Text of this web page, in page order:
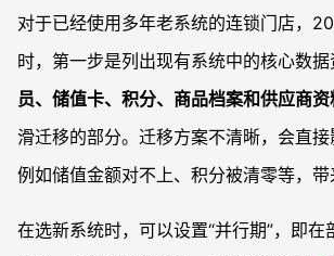
对于已经使用多年老系统的连锁门店，
时，第一步是列出现有系统中的核心数
员、储值卡、积分、商品档案和供应商资
滑迁移的部分。迁移方案不清晰，会直接
例如储值金额对不上、积分被清零等，带
在选新系统时，可以设置“并行期”，即在